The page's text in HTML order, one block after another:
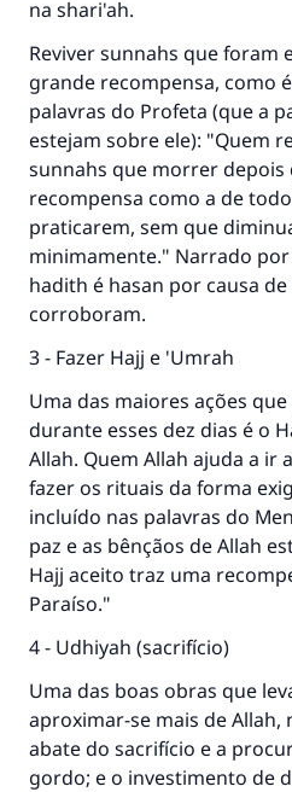
na shari'ah.
Reviver sunnahs que foram
grande recompensa, como
palavras do Profeta (que a
estejam sobre ele): "Quem
sunnahs que morrer depois
recompensa como a de
praticarem, sem que
minimamente." Narrado
hadith é hasan por causa
corroboram.
3 - Fazer Hajj e 'Umrah
Uma das maiores ações
durante esses dez dias é o
Allah. Quem Allah ajuda a ir
fazer os rituais da forma
incluído nas palavras do
paz e as bênçãos de Allah
Hajj aceito traz uma
Paraíso."
4 - Udhiyah (sacrifício)
Uma das boas obras que
aproximar-se mais de Allah,
abate do sacrifício e a
gordo; e o investimento de